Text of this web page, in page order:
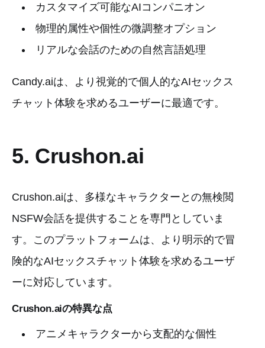
カスタマイズ可能なAIコンパニオン
物理的属性や個性の微調整オプション
リアルな会話のための自然言語処理
Candy.aiは、より視覚的で個人的なAIセックス
チャット体験を求めるユーザーに最適です。
5. Crushon.ai
Crushon.aiは、多様なキャラクターとの無検閲
NSFW会話を提供することを専門としていま
す。このプラットフォームは、より明示的で冒
険的なAIセックスチャット体験を求めるユーザ
ーに対応しています。
Crushon.aiの特異な点
アニメキャラクターから支配的な個性